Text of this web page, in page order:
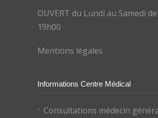
OUVERT du Lundi au Samedi
19h00
Mentions légales
Informations Centre Médical
Consultations médecin